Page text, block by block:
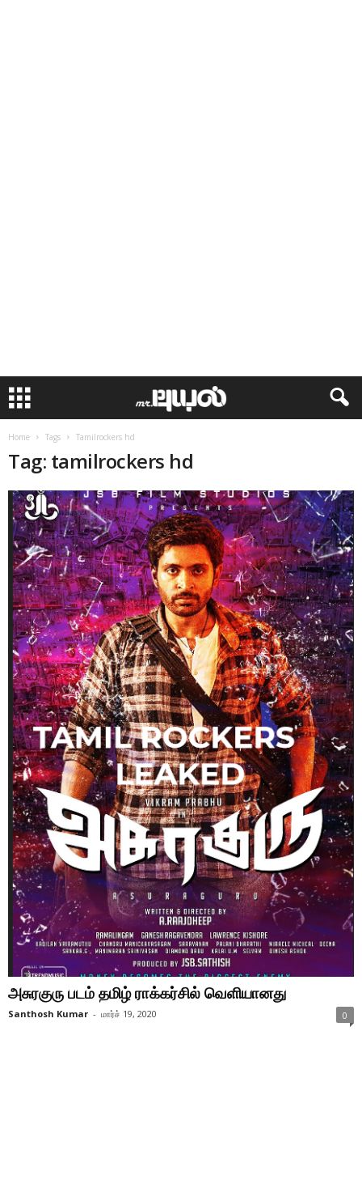
Home Tags Tamilrockers hd
Tag: tamilrockers hd
அசுரகுரு படம் தமிழ் ராக்கர்சில் வெளியானது
Santhosh Kumar - மார்ச் 19, 2020 0